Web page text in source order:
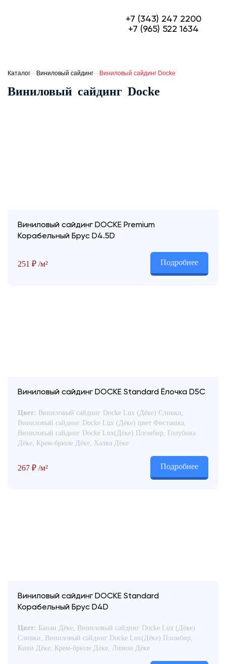
+7 (343) 247 2200
+7 (965) 522 1634
ПРОФЛИСТ
ФАСАДЫ
Доставка и оплата
Контакты
Каталог—Виниловый сайдинг—Виниловый сайдинг Docke
Виниловый сайдинг Docke
Виниловый сайдинг DOCKE Premium
Корабельный Брус D4.5D
251 ₽ /м² Подробнее
Виниловый сайдинг DOCKE Standard Ёлочка D5С
Цвет: Виниловый сайдинг Docke Lux (Дёке) Сливки,
Виниловый сайдинг Docke Lux (Дёке) цвет Фисташка,
Виниловый сайдинг Docke Lux(Дёке) Пломбир, Голубика
Дёке, Крем-брюле Дёке, Халва Дёке
267 ₽ /м² Подробнее
Виниловый сайдинг DOCKE Standard
Корабельный Брус D4D
Цвет: Банан Дёке, Виниловый сайдинг Docke Lux (Дёке)
Сливки, Виниловый сайдинг Docke Lux(Дёке) Пломбир,
Киви Дёке, Крем-брюле Дёке, Лимон Дёке